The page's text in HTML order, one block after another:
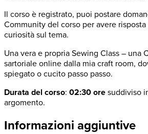
Il corso è registrato, puoi postare
Community del corso per avere
curiosità sul tema.
Una vera e propria Sewing Class – una
sartoriale online dalla mia craft room,
spiegato o cucito passo passo.
Durata del corso: 02:30 ore suddiviso
argomento.
Informazioni aggiuntive